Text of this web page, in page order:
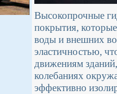
Высокопрочные
покрытия,
воды и внешних
эластичностью,
движениям
колебаниях
эффективно